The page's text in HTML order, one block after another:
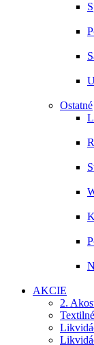
Ostatné
AKCIE
2.